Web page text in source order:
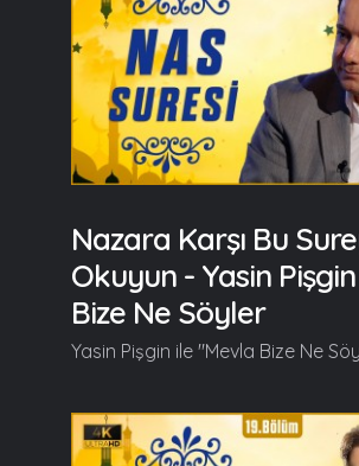
Nazara Karşı Bu
Okuyun - Yasin
Bize Ne Söyler